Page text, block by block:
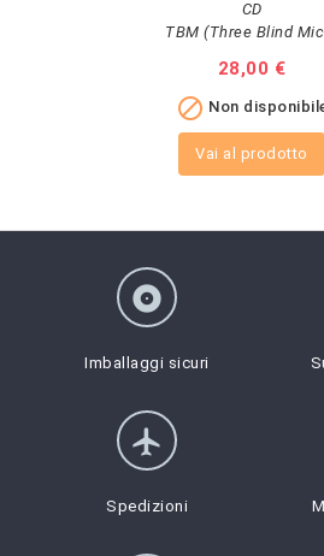
CD
TBM (Three Blind
Prezzo
28,00 €
 Non
Vai al prodotto
album
Imballaggi sicuri
flight
Spedizioni